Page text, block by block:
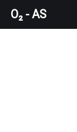
O₂ - AS